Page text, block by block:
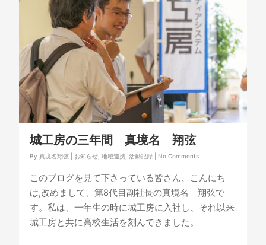
城工房の三年間 真境名 翔弦
By 真境名翔弦 お知らせ 地域連携 活動記録 No Comments
このブログを見て下さっている皆さん、こんにち
は,改めまして、第8代目副社長の真境名 翔弦で
す。私は、一年生の時に城工房に入社し、それ以来
城工房と共に高校生活を刻んできました。